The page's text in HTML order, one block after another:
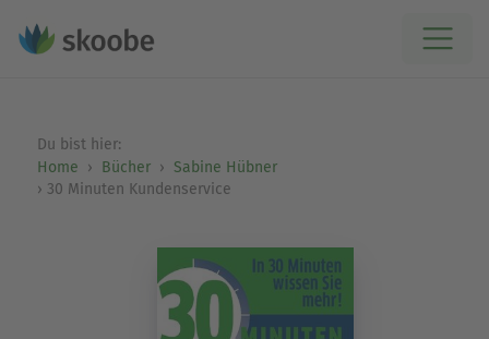
Du bist hier:
Home
Bücher
Sabine Hübner
30 Minuten Kundenservice